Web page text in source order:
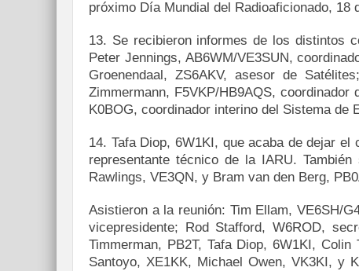
próximo Día Mundial del Radioaficionado, 18
13. Se recibieron informes de los distintos
Peter Jennings, AB6WM/VE3SUN,
Groenendaal, ZS6AKV, asesor de
Zimmermann, F5VKP/HB9AQS,
K0BOG, coordinador interino del Sistema de
14. Tafa Diop, 6W1KI, que acaba de dejar
representante técnico de la IARU.
Rawlings, VE3QN, y Bram van den Berg,
Asistieron a la reunión: Tim Ellam, VE6SH/
vicepresidente; Rod Stafford, W6ROD,
Timmerman, PB2T, Tafa Diop, 6W1KI,
Santoyo, XE1KK, Michael Owen, VK3KI, y